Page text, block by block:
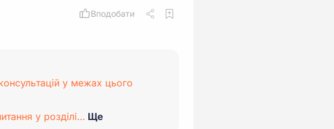
Вподобати
у межах цього
у розділі… Ще